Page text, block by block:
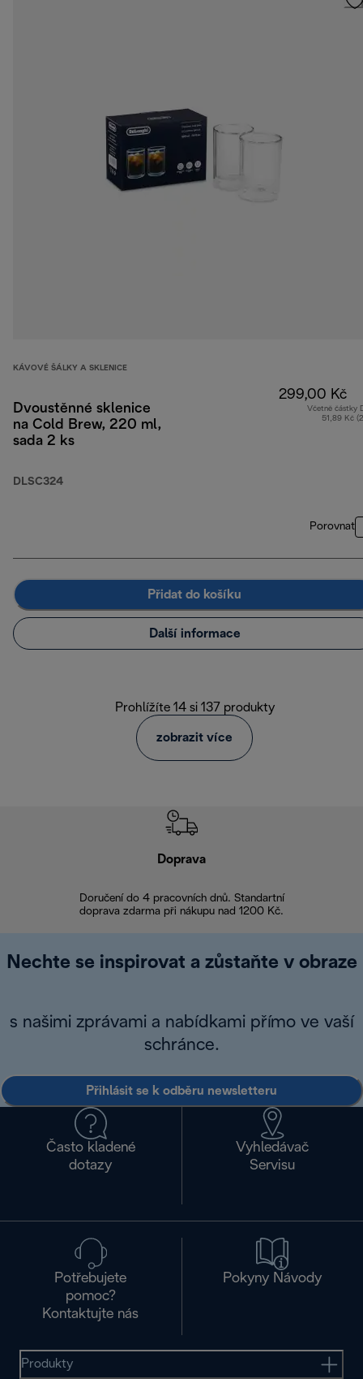
KÁVOVÉ ŠÁLKY A SKLENICE
Dvoustěnné sklenice
na Cold Brew, 220 ml,
sada 2 ks
DLSC324
299,00 Kč
Včetně částky
51,89 Kč
Porovnat
Přidat do košíku
Další informace
Prohlížíte 14 si 137 produkty
zobrazit více
Doprava
Doručení do 4 pracovních dnů. Standartní
doprava zdarma při nákupu nad 1200 Kč.
Nechte se inspirovat a zůstaňte v obraze
s našimi zprávami a nabídkami přímo ve vaší
schránce.
Přihlásit se k odběru newsletteru
Často kladené
dotazy
Vyhledávač
Servisu
Potřebujete
pomoc?
Kontaktujte nás
Pokyny Návody
Produkty